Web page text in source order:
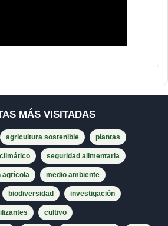
MÁS VISITADAS
agricultura sostenible plantas
seguridad alimentaria
agrícola medio ambiente
biodiversidad investigación
cultivo